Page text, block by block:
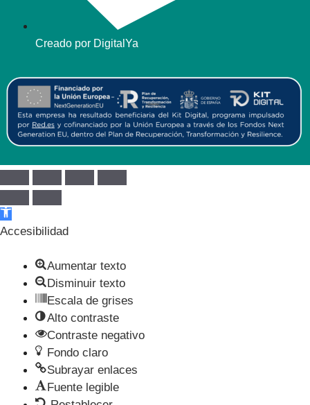
Creado por DigitalYa
Abrir barra de herramientas
Accesibilidad
Aumentar texto
Disminuir texto
Escala de grises
Alto contraste
Contraste negativo
Fondo claro
Subrayar enlaces
Fuente legible